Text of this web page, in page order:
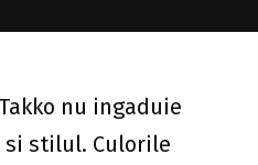
nu ingaduie
si stilul. Culorile